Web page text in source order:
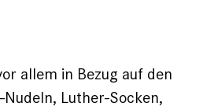
allem in Bezug auf den
Luther-Socken,